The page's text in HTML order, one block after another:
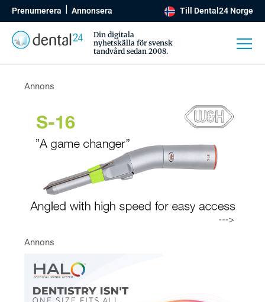
Prenumerera Annonsera Till Dental24 Norge
Din digitala
nyhetskälla för svensk
tandvård sedan 2008.